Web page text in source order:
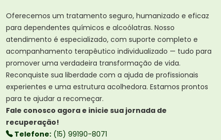
Oferecemos um tratamento seguro, humanizado e eficaz
para dependentes químicos e alcoólatras. Nosso
atendimento é especializado, com suporte completo e
acompanhamento terapêutico individualizado — tudo para
promover uma verdadeira transformação de vida.
Reconquiste sua liberdade com a ajuda de profissionais
experientes e uma estrutura acolhedora. Estamos prontos
para te ajudar a recomeçar.
Fale conosco agora e inicie sua jornada de
recuperação!
Telefone: (15) 99190-8071